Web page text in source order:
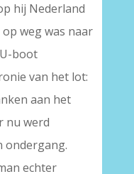
hij Nederland
weg was naar
boot
van het lot:
aan het
nu werd
ondergang.
echter